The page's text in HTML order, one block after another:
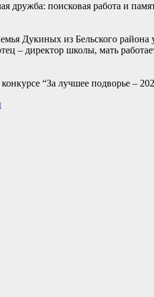
дружба: поисковая работа и
Дукиных из Бельского района
– директор школы, мать
“За лучшее подворье –